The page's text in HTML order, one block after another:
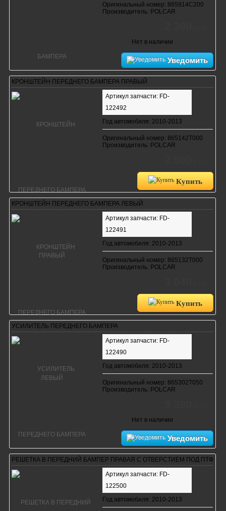
Оригинальный номер: 865914C200
Производитель: POLCAR
Нет в наличии
Уведомить
КРОНШТЕЙН ПЕРЕДНЕГО БАМПЕРА ПРАВЫЙ
Артикул запчасти: FD-
122492
Год автомобиля: 2010-2013
Оригинальный номер: 865142T000
Производитель: POLCAR
Купить
КРОНШТЕЙН ПЕРЕДНЕГО БАМПЕРА ЛЕВЫЙ
Артикул запчасти: FD-
122491
Год автомобиля: 2010-2013
Оригинальный номер: 865132T000
Производитель: POLCAR
Купить
УСИЛИТЕЛЬ ПЕРЕДНЕГО БАМПЕРА
Артикул запчасти: FD-
122490
Год автомобиля: 2010-2013
Оригинальный номер: 865302T050
Производитель: POLCAR
Нет в наличии
Уведомить
РЕШЕТКА В ПЕРЕДНИЙ БАМПЕР ПРАВАЯ С ОТВЕРСТИЕМ ПОД ПТФ
Артикул запчасти: FD-
122500
Год автомобиля: 2010-2013